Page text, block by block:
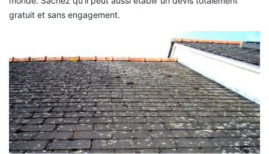
gratuit et sans engagement.